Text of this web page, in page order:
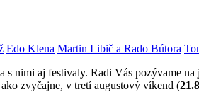
Edo Klena Martin Libič a Rado Bútora
nimi aj festivaly. Radi Vás pozývame na
zvyčajne, v tretí augustový víkend (